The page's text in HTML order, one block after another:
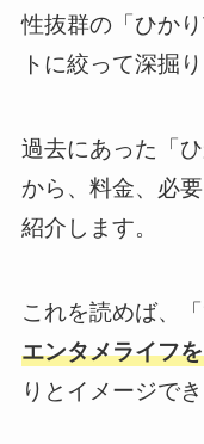
性抜群の「ひか
トに絞って深掘
過去にあった「
から、料金、必
紹介します。
これを読めば、
エンタメライフ
りとイメージで